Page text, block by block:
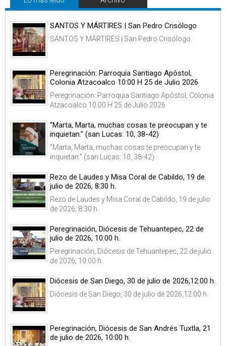
SANTOS Y MÁRTIRES | San Pedro Crisólogo
SANTOS Y MÁRTIRES | San Pedro Crisólogo
Peregrinación: Parroquia Santiago Apóstol,
Colonia Atzacoalco 10:00 H 25 de Julio 2026
Peregrinación: Parroquia Santiago Apóstol, Colonia
Atzacoalco 10:00 H 25 de Julio 2026
"Marta, Marta, muchas cosas te preocupan y te
inquietan." (san Lucas: 10, 38-42)
"Marta, Marta, muchas cosas te preocupan y te
inquietan." (san Lucas: 10, 38-42)
Rezo de Laudes y Misa Coral de Cabildo, 19 de
julio de 2026, 8:30 h.
Rezo de Laudes y Misa Coral de Cabildo, 19 de julio
de 2026, 8:30 h.
Peregrinación, Diócesis de Tehuantepec, 22 de
julio de 2026, 10:00 h.
Peregrinación, Diócesis de Tehuantepec, 22 de julio
de 2026, 10:00 h.
Diócesis de San Diego, 30 de julio de 2026,12:00 h.
Diócesis de San Diego, 30 de julio de 2026,12:00 h.
Peregrinación, Diócesis de San Andrés Tuxtla, 21
de julio de 2026, 10:00 h.